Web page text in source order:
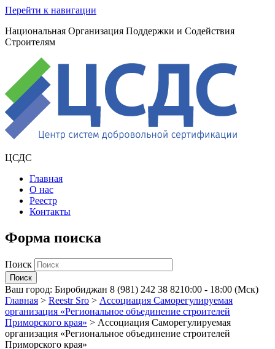
Перейти к навигации
Национальная Организация Поддержки и Содействия
Строителям
ЦСДС
Главная
О нас
Реестр
Контакты
Форма поиска
Поиск
Ваш город: Биробиджан 8 (981) 242 38 8210:00 - 18:00 (Мск)
Главная > Reestr Sro > Ассоциация Саморегулируемая
организация «Региональное объединение строителей
Приморского края» > Ассоциация Саморегулируемая
организация «Региональное объединение строителей
Приморского края»